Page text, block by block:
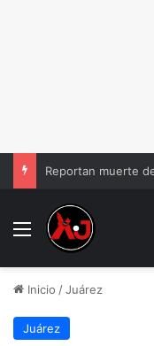
Menu
Inicio /Juárez
Juárez